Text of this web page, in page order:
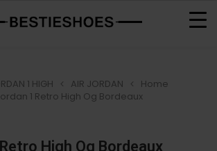
Home
AIR JORDAN
1 HIGH
1 Retro High Og Bordeaux
High Og Bordeaux